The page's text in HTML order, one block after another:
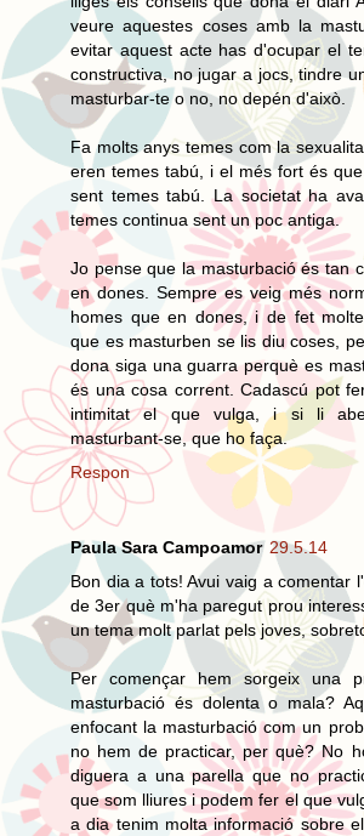
veure aquestes coses amb la
evitar aquest acte has d'ocupar el
constructiva, no jugar a jocs, tindre
masturbar-te o no, no depén d'això.
Fa molts anys temes com la
eren temes tabú, i el més fort és
sent temes tabú. La societat ha
temes continua sent un poc antiga.
Jo pense que la masturbació és tan
en dones. Sempre es veig més
homes que en dones, i de fet
que es masturben se lis diu coses,
dona siga una guarra perquè es
és una cosa corrent. Cadascú pot
intimitat el que vulga, i si li
masturbant-se, que ho faça.
Respon
Paula Sara Campoamor 29.5.14
Bon dia a tots! Avui vaig a comentar
de 3er què m'ha paregut prou
un tema molt parlat pels joves,
Per començar hem sorgeix una
masturbació és dolenta o mala?
enfocant la masturbació com un
no hem de practicar, per què? No
diguera a una parella que no
que som lliures i podem fer el que
a dia tenim molta informació sobre